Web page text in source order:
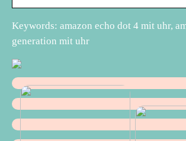
Keywords: amazon echo dot 4 mit uhr,
generation mit uhr